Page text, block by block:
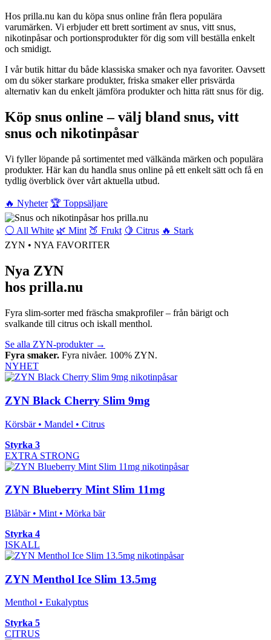
Hos prilla.nu kan du köpa snus online från flera populära
varumärken. Vi erbjuder ett brett sortiment av snus, vitt snus,
nikotinpåsar och portionsprodukter för dig som vill beställa enkelt
och smidigt.
I vår butik hittar du både klassiska smaker och nya favoriter. Oavsett
om du söker starkare produkter, friska smaker eller prisvärda
alternativ kan du enkelt jämföra produkter och hitta rätt snus för dig.
Köp snus online – välj bland snus, vitt
snus och nikotinpåsar
Vi fyller löpande på sortimentet med välkända märken och populära
produkter. Här kan du handla snus online på ett enkelt sätt och få en
tydlig överblick över vårt aktuella utbud.
🔥 Nyheter 🏆 Toppsäljare
⚪ All White 🌿 Mint 🍑 Frukt 🍋 Citrus 🔥 Stark
ZYN • NYA FAVORITER
Nya ZYN
hos prilla.nu
Fyra slim-sorter med fräscha smakprofiler – från bärigt och
svalkande till citrus och iskall menthol.
Se alla ZYN-produkter →
Fyra smaker. Fyra nivåer. 100% ZYN.
NYHET
ZYN Black Cherry Slim 9mg
Körsbär • Mandel • Citrus
Styrka 3
EXTRA STRONG
ZYN Blueberry Mint Slim 11mg
Blåbär • Mint • Mörka bär
Styrka 4
ISKALL
ZYN Menthol Ice Slim 13.5mg
Menthol • Eukalyptus
Styrka 5
CITRUS